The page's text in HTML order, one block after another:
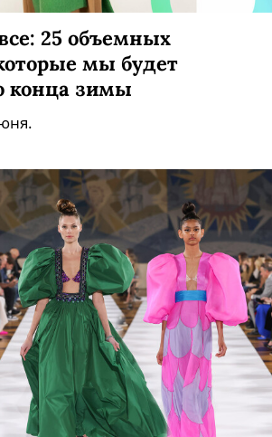
25 объемных
мы будет
конца зимы